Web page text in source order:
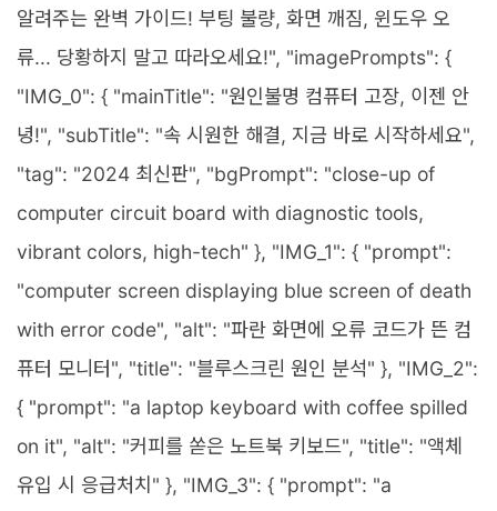
알려주는 완벽 가이드! 부팅 불량, 화면 깨짐, 윈도우 오
류... 당황하지 말고 따라오세요!", "imagePrompts": {
"IMG_0": { "mainTitle": "원인불명 컴퓨터 고장, 이젠 안
녕!", "subTitle": "속 시원한 해결, 지금 바로 시작하세요",
"tag": "2024 최신판", "bgPrompt": "close-up of
computer circuit board with diagnostic tools,
vibrant colors, high-tech" }, "IMG_1": { "prompt":
"computer screen displaying blue screen of death
with error code", "alt": "파란 화면에 오류 코드가 뜬 컴
퓨터 모니터", "title": "블루스크린 원인 분석" }, "IMG_2":
{ "prompt": "a laptop keyboard with coffee spilled
on it", "alt": "커피를 쏟은 노트북 키보드", "title": "액체
유입 시 응급처치" }, "IMG_3": { "prompt": "a